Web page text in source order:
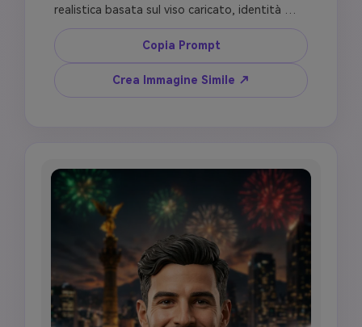
realistica basata sul viso caricato, identità
accurata, pelle realistica, capelli, barba e
accessori. Equipaggia la figurina con un kit
calcio pulito con numero maglia [NUMBER] in
grassetto, colori ispirati al paese, cuciture
tessuto realistiche, calzettoni e scarpe. Posa la
squadra ufficiale, nessun testo marchio,
nessuna divisa protetta da copyright.
Copia Prompt
Crea Immagine Simile ↗